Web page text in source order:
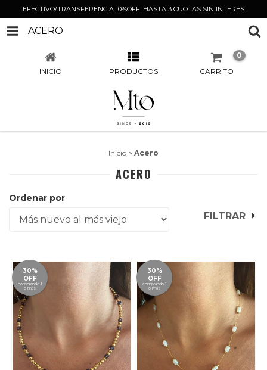
EFECTIVO/TRANSFERENCIA 10%OFF. HASTA 3 CUOTAS SIN INTERES
ACERO
INICIO PRODUCTOS CARRITO
0
Inicio > Acero
ACERO
Ordenar por
FILTRAR
30%
OFF
comprando 1
o más
30%
OFF
comprando 1
o más